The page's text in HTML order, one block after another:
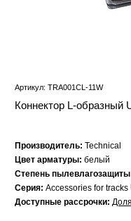
Артикул: TRA001CL-11W
Коннектор L-образный
Производитель: Technical
Цвет арматуры: белый
Степень пылевлагозащиты
Серия: Accessories for tracks
Доступные рассрочки: